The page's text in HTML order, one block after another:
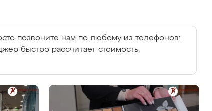
позвоните нам по любому из телефонов:
быстро рассчитает стоимость.